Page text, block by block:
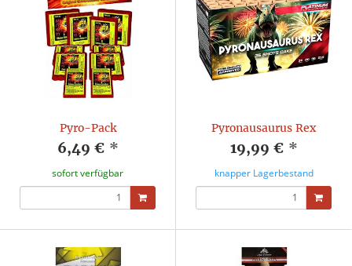
Pyro-Pack
6,49 € *
sofort verfügbar
Pyronausaurus Rex
19,99 € *
knapper Lagerbestand